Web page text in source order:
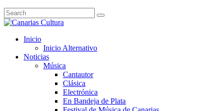
Inicio
Inicio Alternativo
Noticias
Música
Cantautor
Clásica
Electrónica
En Bandeja de Plata